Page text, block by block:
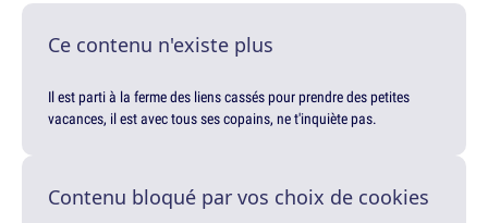
Ce contenu n'existe plus
Il est parti à la ferme des liens cassés pour prendre des petites
vacances, il est avec tous ses copains, ne t'inquiète pas.
Contenu bloqué par vos choix de cookies